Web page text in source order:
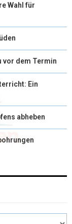
Wahl für
vor dem Termin
Ein
abheben